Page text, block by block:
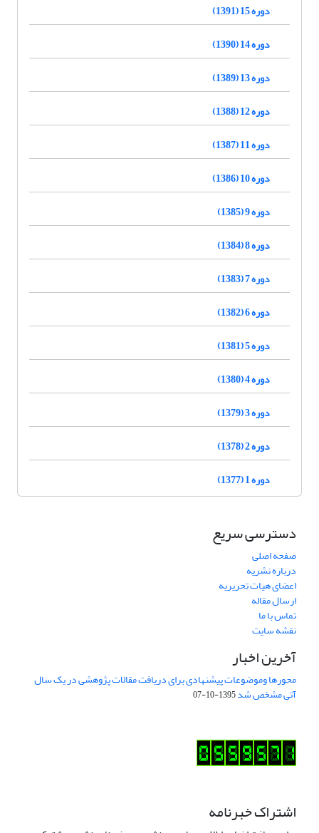
دوره 15 (1391)
دوره 14 (1390)
دوره 13 (1389)
دوره 12 (1388)
دوره 11 (1387)
دوره 10 (1386)
دوره 9 (1385)
دوره 8 (1384)
دوره 7 (1383)
دوره 6 (1382)
دوره 5 (1381)
دوره 4 (1380)
دوره 3 (1379)
دوره 2 (1378)
دوره 1 (1377)
دسترسی سریع
صفحه اصلی
درباره نشریه
اعضای هیات تحریریه
ارسال مقاله
تماس با ما
نقشه سایت
آخرین اخبار
محورها وموضوعات پیشنهادی برای دریافت مقالات پژوهشی در یک سال
آتی مشخص شد1395-10-07
اشتراک خبرنامه